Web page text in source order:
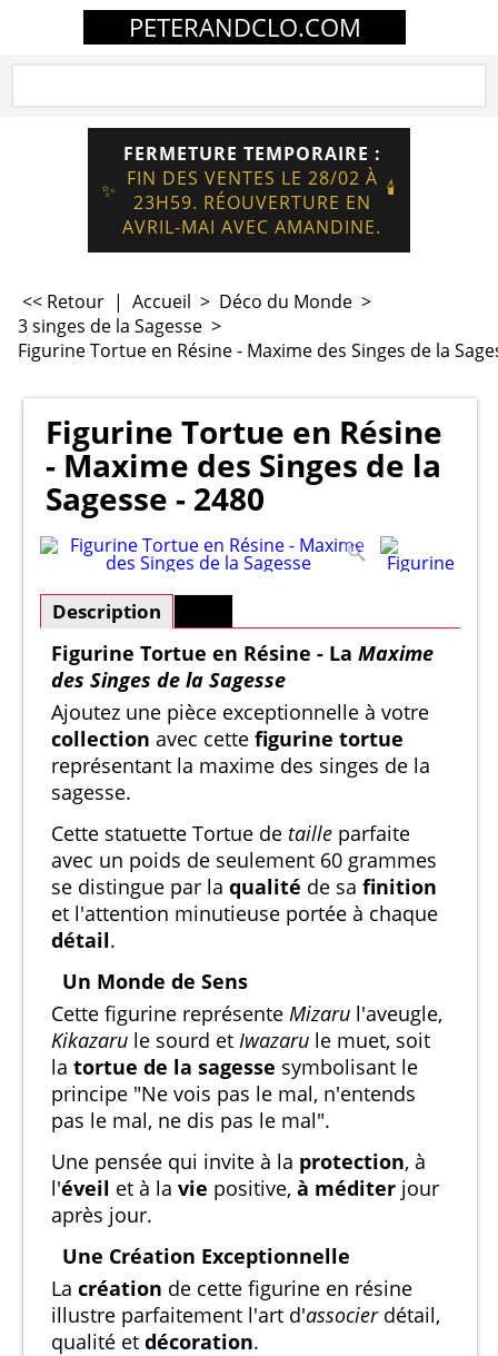
PETERANDCLO.COM
✨
FERMETURE TEMPORAIRE :
FIN DES VENTES LE 28/02 À
23H59. RÉOUVERTURE EN
AVRIL-MAI AVEC AMANDINE.
🕯️
<< Retour | Accueil > Déco du Monde >
3 singes de la Sagesse >
Figurine Tortue en Résine - Maxime des Singes de la
Figurine Tortue en Résine
- Maxime des Singes de la
Sagesse - 2480
Description
Figurine Tortue en Résine - La Maxime
des Singes de la Sagesse
Ajoutez une pièce exceptionnelle à votre
collection avec cette figurine tortue
représentant la maxime des singes de la
sagesse.
Cette statuette Tortue de taille parfaite
avec un poids de seulement 60 grammes
se distingue par la qualité de sa finition
et l'attention minutieuse portée à chaque
détail.
Un Monde de Sens
Cette figurine représente Mizaru l'aveugle,
Kikazaru le sourd et Iwazaru le muet, soit
la tortue de la sagesse symbolisant le
principe "Ne vois pas le mal, n'entends
pas le mal, ne dis pas le mal".
Une pensée qui invite à la protection, à
l'éveil et à la vie positive, à méditer jour
après jour.
Une Création Exceptionnelle
La création de cette figurine en résine
illustre parfaitement l'art d'associerdétail,
qualité et décoration.